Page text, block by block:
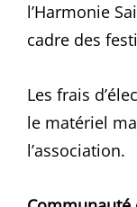
l’Harmonie
cadre des
Les frais
le matériel
l’association.